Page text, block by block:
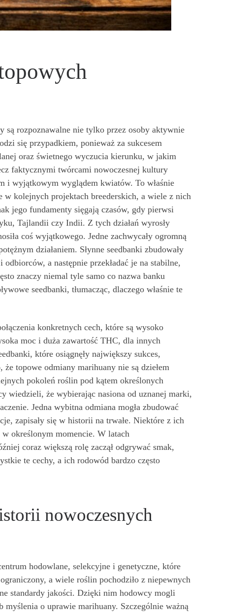
są rozpoznawalne nie tylko przez osoby aktywnie
się przypadkiem, ponieważ za sukcesem
oraz świetnego wyczucia kierunku, w jakim
faktycznymi twórcami nowoczesnej kultury
i wyjątkowym wyglądem kwiatów. To właśnie
kolejnych projektach breederskich, a wiele z nich
jego fundamenty sięgają czasów, gdy pierwsi
Tajlandii czy Indii. Z tych działań wyrosły
coś wyjątkowego. Jedne zachwycały ogromną
działaniem. Słynne seedbanki zbudowały
a następnie przekładać je na stabilne,
znaczy niemal tyle samo co nazwa banku
seedbanki, tłumacząc, dlaczego właśnie te
konkretnych cech, które są wysoko
moc i duża zawartość THC, dla innych
które osiągnęły największy sukces,
topowe odmiany marihuany nie są dziełem
pokoleń roślin pod kątem określonych
wiedzieli, że wybierając nasiona od uznanej marki,
Jedna wybitna odmiana mogła zbudować
zapisały się w historii na trwałe. Niektóre z ich
określonym momencie. W latach
coraz większą rolę zaczął odgrywać smak,
te cechy, a ich rodowód bardzo często
nowoczesnych
hodowlane, selekcyjne i genetyczne, które
a wiele roślin pochodziło z niepewnych
standardy jakości. Dzięki nim hodowcy mogli
myślenia o uprawie marihuany. Szczególnie ważną